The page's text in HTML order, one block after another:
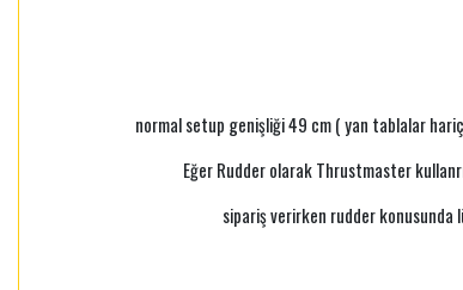
normal setup genişliği 49 cm ( yan tablalar
Eğer Rudder olarak Thrustmaster
sipariş verirken rudder